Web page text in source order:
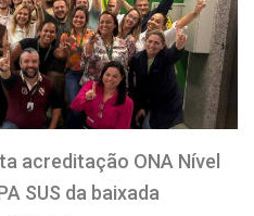
acreditação ONA Nível
SUS da baixada